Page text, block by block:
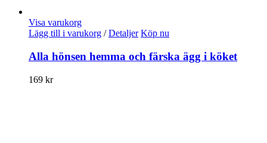
Visa varukorg
Lägg till i varukorg / Detaljer Köp nu
Alla hönsen hemma och färska ägg i köket
169 kr